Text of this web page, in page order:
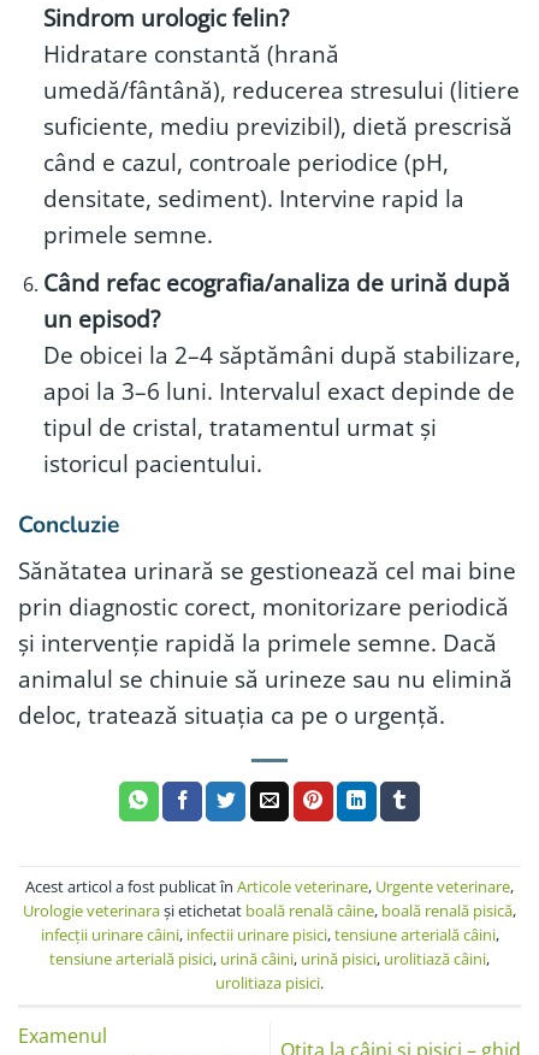
Sindrom urologic felin?
Hidratare constantă (hrană
umedă/fântână), reducerea stresului (litiere
suficiente, mediu previzibil), dietă prescrisă
când e cazul, controale periodice (pH,
densitate, sediment). Intervine rapid la
primele semne.
Când refac ecografia/analiza de urină după
un episod?
De obicei la 2–4 săptămâni după stabilizare,
apoi la 3–6 luni. Intervalul exact depinde de
tipul de cristal, tratamentul urmat și
istoricul pacientului.
Concluzie
Sănătatea urinară se gestionează cel mai bine
prin diagnostic corect, monitorizare periodică
și intervenție rapidă la primele semne. Dacă
animalul se chinuie să urineze sau nu elimină
deloc, tratează situația ca pe o urgență.
Acest articol a fost publicat în Articole veterinare, Urgente veterinare,
Urologie veterinaraşi etichetat boală renală câine, boală renală pisică,
infecții urinare câini, infectii urinare pisici,tensiune arterială câini,
tensiune arterială pisici, urină câini, urină pisici, urolitiază câini,
urolitiaza pisici.
Examenul